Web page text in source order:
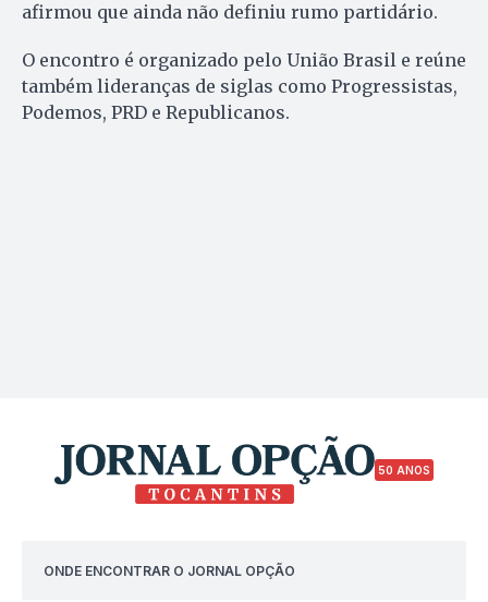
afirmou que ainda não definiu rumo partidário.
O encontro é organizado pelo União Brasil e reúne
também lideranças de siglas como Progressistas,
Podemos, PRD e Republicanos.
50 ANOS
ONDE ENCONTRAR O JORNAL OPÇÃO